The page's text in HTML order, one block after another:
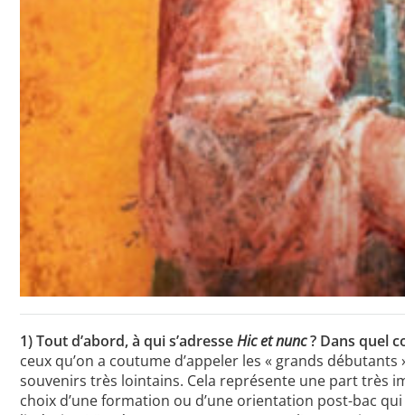
1) Tout d’abord, à qui s’adresseHic et nunc? Dans quel
ceux qu’on a coutume d’appeler les « grands
souvenirs très lointains. Cela représente une part très
choix d’une formation ou d’une orientation post-bac